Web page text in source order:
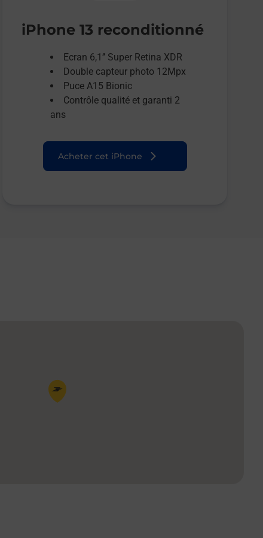
iPhone 13 reconditionné
Ecran 6,1’’ Super Retina XDR
Double capteur photo 12Mpx
Puce A15 Bionic
Contrôle qualité et garanti 2
ans
Acheter cet iPhone
Pin de la carte